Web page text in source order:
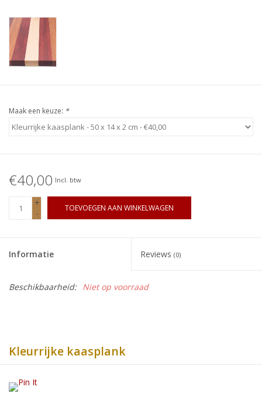
Maak een keuze: *
€40,00 Incl. btw
+
-
TOEVOEGEN AAN WINKELWAGEN
Informatie Reviews (0)
Beschikbaarheid: Niet op voorraad
Kleurrijke kaasplank
esdoorn en afzelia doussié. Een echte eyecatcher bij het